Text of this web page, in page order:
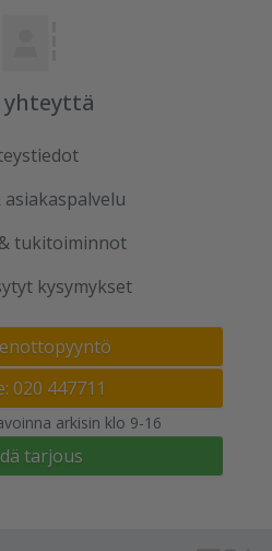
yhteyttä
asiakaspalvelu
tukitoiminnot
kysymykset
020 447711
arkisin klo 9-16
tarjous